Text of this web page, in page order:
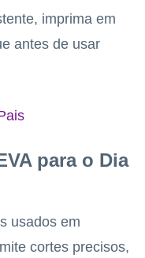
imprima em
antes de usar
para o Dia
usados em
cortes precisos,